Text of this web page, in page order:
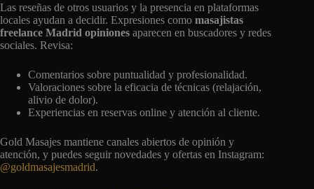
Las reseñas de otros usuarios y la presencia en plataformas
locales ayudan a decidir. Expresiones como masajistas
freelance Madrid opiniones aparecen en buscadores y redes
sociales. Revisa:
Comentarios sobre puntualidad y profesionalidad.
Valoraciones sobre la eficacia de técnicas (relajación,
alivio de dolor).
Experiencias en reservas online y atención al cliente.
Gold Masajes mantiene canales abiertos de opinión y
atención, y puedes seguir novedades y ofertas en Instagram:
@goldmasajesmadrid.